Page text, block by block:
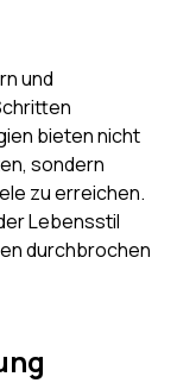
und
bieten nicht
sondern
zu erreichen.
Lebensstil
durchbrochen